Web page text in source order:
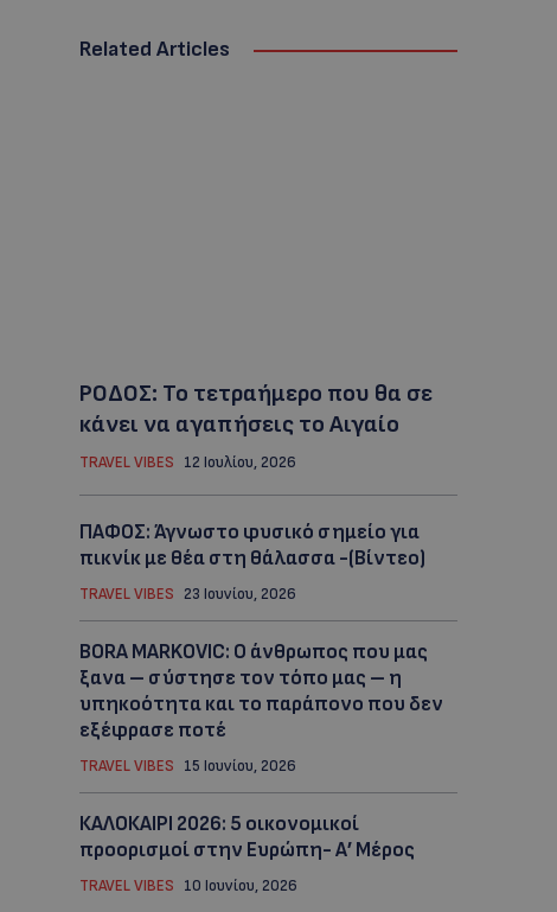
Related Articles
ΡΟΔΟΣ: Το τετραήμερο που θα σε
κάνει να αγαπήσεις το Αιγαίο
TRAVEL VIBES 12 Ιουλίου, 2026
ΠΑΦΟΣ: Άγνωστο φυσικό σημείο για
πικνίκ με θέα στη θάλασσα -(Βίντεο)
TRAVEL VIBES 23 Ιουνίου, 2026
BORA MARKOVIC: Ο άνθρωπος που μας
ξανα – σύστησε τον τόπο μας – η
υπηκοότητα και το παράπονο που δεν
εξέφρασε ποτέ
TRAVEL VIBES 15 Ιουνίου, 2026
ΚΑΛΟΚΑΙΡΙ 2026: 5 οικονομικοί
προορισμοί στην Ευρώπη- Α’ Μέρος
TRAVEL VIBES 10 Ιουνίου, 2026